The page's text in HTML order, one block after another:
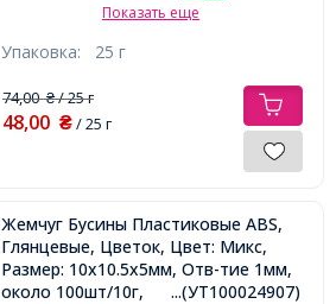
Показать еще
Упаковка: 25 г
74,00₴/ 25 г
48,00 ₴/ 25 г
Жемчуг Бусины Пластиковые ABS,
Глянцевые, Цветок, Цвет: Микс,
Размер: 10x10.5x5мм, Отв-тие 1мм,
около 100шт/10г,
...(УТ100024907)